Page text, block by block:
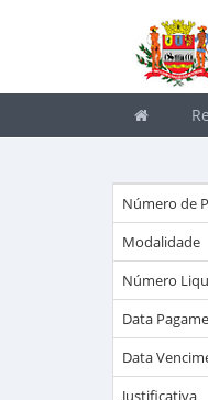
Número de
Modalidade
Número
Data
Data
Justificativa